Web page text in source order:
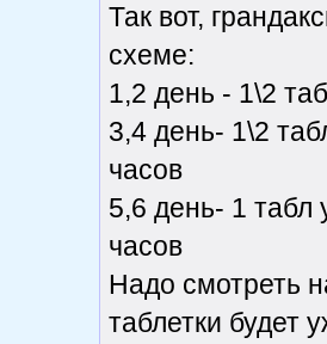
Так вот,
схеме:
1,2 день - 1\2
3,4 день- 1\2
часов
5,6 день- 1 табл
часов
Надо смотреть
таблетки будет